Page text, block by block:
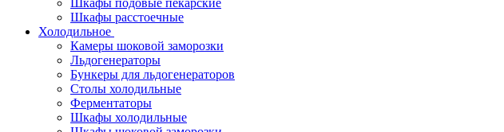
Шкафы подовые пекарские
Шкафы расстоечные
Холодильное
Камеры шоковой заморозки
Льдогенераторы
Бункеры для льдогенераторов
Столы холодильные
Ферментаторы
Шкафы холодильные